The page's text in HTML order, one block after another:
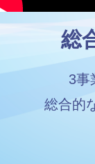
総
3事
総合的